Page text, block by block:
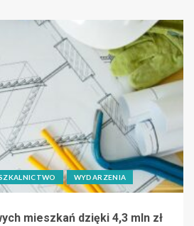
WYDARZENIA
mieszkań dzięki 4,3 mln zł